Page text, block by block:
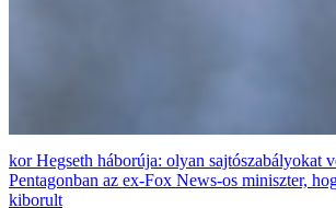
Hegseth háborúja: olyan sajtószabályokat
Pentagonban az ex-Fox News-os miniszter,
kiborult